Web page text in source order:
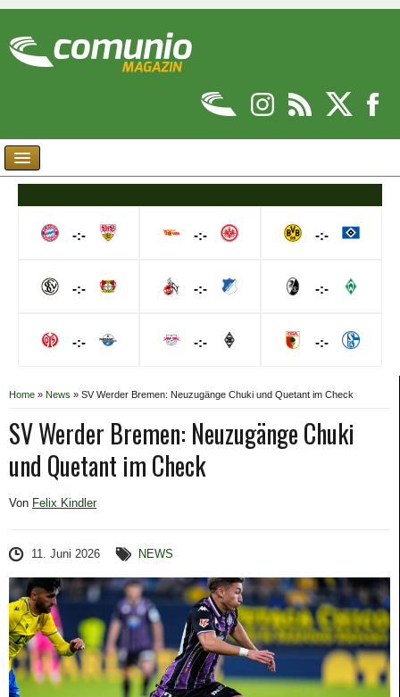
-:-
-:-
-:-
-:-
-:-
-:-
-:-
-:-
-:-
Home » News » SV Werder Bremen: Neuzugänge Chuki und Quetant im Check
SV Werder Bremen: Neuzugänge Chuki
und Quetant im Check
Von Felix Kindler
11. Juni 2026 NEWS